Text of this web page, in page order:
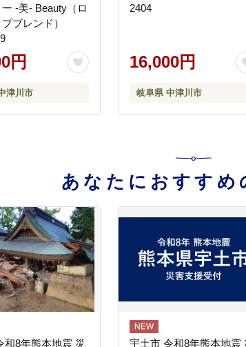
-美- Beauty（ロ
ブレンド）
円
津川市
2404
16,000円
岐阜県 中津川市
あなたにおすすめ
和8年熊本地震 災
宇土市 令和8年熊本地震